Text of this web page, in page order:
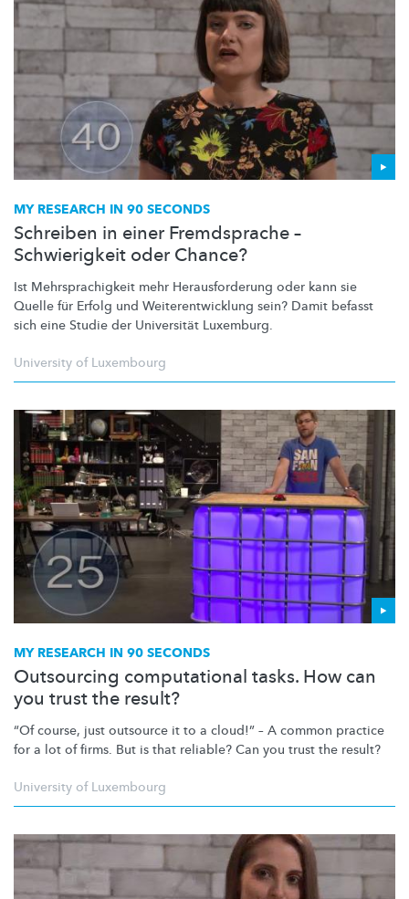
MY RESEARCH IN 90 SECONDS
Schreiben in einer Fremdsprache –
Schwierigkeit oder Chance?
Ist Mehrsprachigkeit mehr Herausforderung oder kann sie
Quelle für Erfolg und Weiterentwicklung sein? Damit befasst
sich eine Studie der Universität Luxemburg.
University of Luxembourg
MY RESEARCH IN 90 SECONDS
Outsourcing computational tasks. How can
you trust the result?
“Of course, just outsource it to a cloud!” – A common practice
for a lot of firms. But is that reliable? Can you trust the result?
University of Luxembourg